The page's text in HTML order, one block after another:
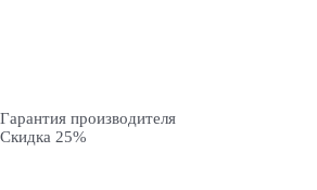
Гарантия производителя
Скидка 25%